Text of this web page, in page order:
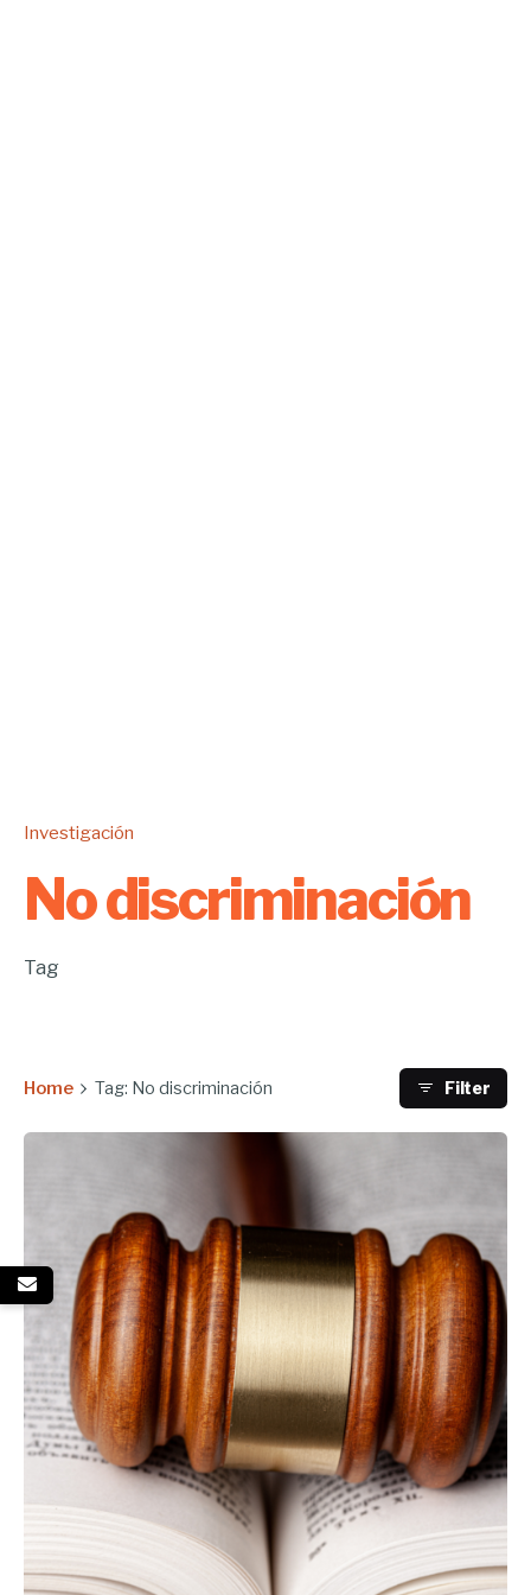
Investigación
No discriminación
Tag
Home Tag: No discriminación Filter
Enviado por
UHE